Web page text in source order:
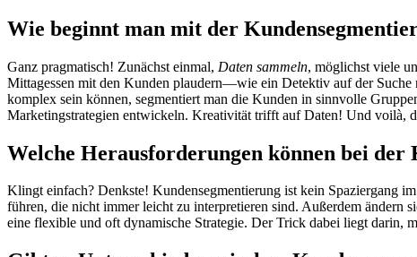
Wie beginnt man mit der
Ganz pragmatisch! Zunächst einmal, Daten sammeln, möglichst viele
Mittagessen mit den Kunden plaudern—wie ein Detektiv auf der
komplex sein können, segmentiert man die Kunden in sinnvolle
Marketingstrategien entwickeln. Kreativität trifft auf Daten! Und voilà,
Welche Herausforderungen können bei der
Klingt einfach? Denkste! Kundensegmentierung ist kein Spaziergang
führen, die nicht immer leicht zu interpretieren sind. Außerdem
eine flexible und oft dynamische Strategie. Der Trick dabei liegt darin,